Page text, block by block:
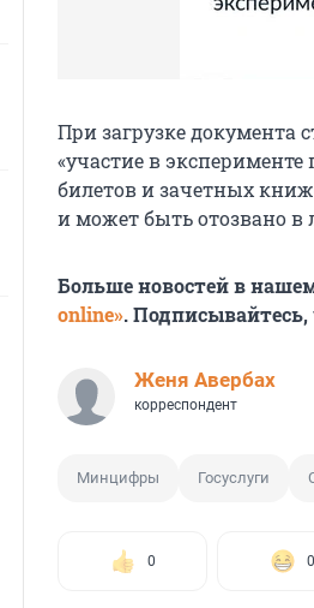
При загрузке документа
«участие в
билетов и зачетных
и может быть отозвано в
Больше новостей в
online».
Женя Авербах
корреспондент
Минцифры Госуслуги
0 0